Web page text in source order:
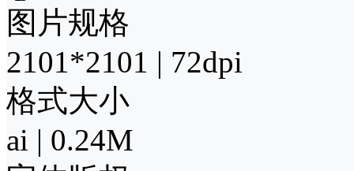
图片规格
2101*2101 | 72dpi
格式大小
ai | 0.24M